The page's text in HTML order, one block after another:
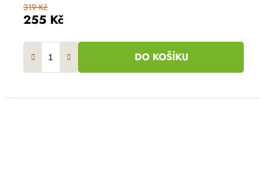
255 Kč
319 Kč
DO KOŠÍKU